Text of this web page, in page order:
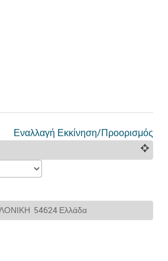
Εναλλαγή Εκκίνηση/Προορισμός